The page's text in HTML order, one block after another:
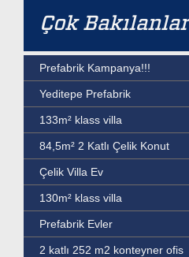
Çok Bakılanlar
Prefabrik Kampanya!!!
Yeditepe Prefabrik
133m² klass villa
84,5m² 2 Katlı Çelik Konut
Çelik Villa Ev
130m² klass villa
Prefabrik Evler
2 katlı 252 m2 konteyner ofis